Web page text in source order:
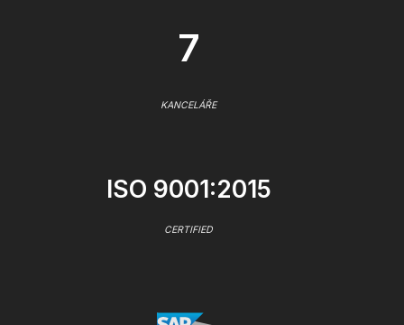
7
KANCELÁŘE
ISO 9001:2015
CERTIFIED